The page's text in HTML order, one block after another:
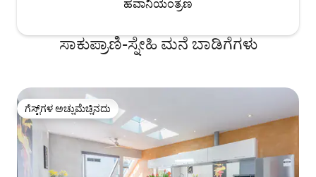
ಹವಾನಿಯಂತ್ರಣ
ಸಾಕುಪ್ರಾಣಿ-ಸ್ನೇಹಿ ಮನೆ ಬಾಡಿಗೆಗಳು
ಗೆಸ್ಟ್‌ಗಳ ಅಚ್ಚುಮೆಚ್ಚಿನದು
ಗೆಸ್ಟ್‌ಗಳ ಅಚ್ಚುಮೆಚ್ಚಿನದು